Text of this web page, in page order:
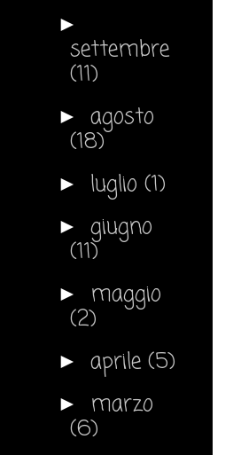
►
settembre
(11)
► agosto
(18)
► luglio (1)
► giugno
(11)
► maggio
(2)
► aprile (5)
► marzo
(6)